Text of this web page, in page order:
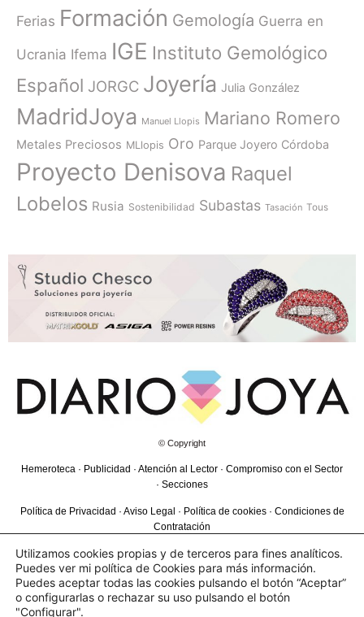
Ferias Formación Gemología Guerra en
Ucrania Ifema IGE Instituto Gemológico
Español JORGC Joyería Julia González
MadridJoya Manuel Llopis Mariano Romero
Metales Preciosos MLlopis Oro Parque Joyero Córdoba
Proyecto Denisova Raquel
Lobelos Rusia Sostenibilidad Subastas Tasación Tous
© Copyright
Hemeroteca · Publicidad · Atención al Lector · Compromiso con el Sector
· Secciones
Política de Privacidad · Aviso Legal · Política de cookies· Condiciones de
Contratación
SÍGUENOS EN
Utilizamos cookies propias y de terceros para fines analíticos.
Puedes ver mi política de Cookies para más información.
Puedes aceptar todas las cookies pulsando el botón “Aceptar”
o configurarlas o rechazar su uso pulsando el botón
"Configurar".